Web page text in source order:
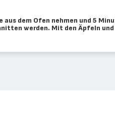
aus dem Ofen nehmen und 5
werden. Mit den Äpfeln